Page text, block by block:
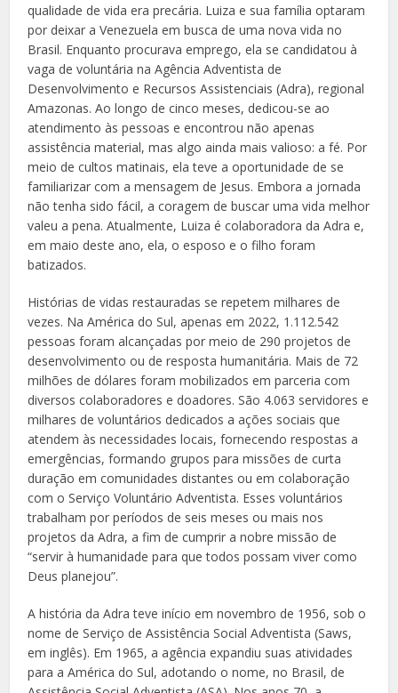
qualidade de vida era precária. Luiza e sua família optaram
por deixar a Venezuela em busca de uma nova vida no
Brasil. Enquanto procurava emprego, ela se candidatou à
vaga de voluntária na Agência Adventista de
Desenvolvimento e Recursos Assistenciais (Adra), regional
Amazonas. Ao longo de cinco meses, dedicou-se ao
atendimento às pessoas e encontrou não apenas
assistência material, mas algo ainda mais valioso: a fé. Por
meio de cultos matinais, ela teve a oportunidade de se
familiarizar com a mensagem de Jesus. Embora a jornada
não tenha sido fácil, a coragem de buscar uma vida melhor
valeu a pena. Atualmente, Luiza é colaboradora da Adra e,
em maio deste ano, ela, o esposo e o filho foram
batizados.
Histórias de vidas restauradas se repetem milhares de
vezes. Na América do Sul, apenas em 2022, 1.112.542
pessoas foram alcançadas por meio de 290 projetos de
desenvolvimento ou de resposta humanitária. Mais de 72
milhões de dólares foram mobilizados em parceria com
diversos colaboradores e doadores. São 4.063 servidores e
milhares de voluntários dedicados a ações sociais que
atendem às necessidades locais, fornecendo respostas a
emergências, formando grupos para missões de curta
duração em comunidades distantes ou em colaboração
com o Serviço Voluntário Adventista. Esses voluntários
trabalham por períodos de seis meses ou mais nos
projetos da Adra, a fim de cumprir a nobre missão de
“servir à humanidade para que todos possam viver como
Deus planejou”.
A história da Adra teve início em novembro de 1956, sob o
nome de Serviço de Assistência Social Adventista (Saws,
em inglês). Em 1965, a agência expandiu suas atividades
para a América do Sul, adotando o nome, no Brasil, de